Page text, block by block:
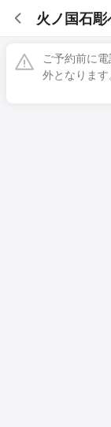
火ノ国石
ご予約前に
外となります